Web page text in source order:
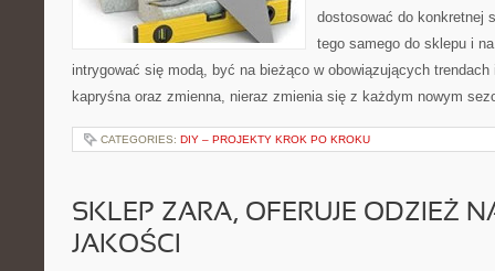
dostosować do konkretnej
tego samego do sklepu i
intrygować się modą, być na bieżąco w obowiązujących
kapryśna oraz zmienna, nieraz zmienia się z każdym nowym
CATEGORIES: DIY – PROJEKTY KROK PO KROKU
SKLEP ZARA, OFERUJE ODZIEŻ
JAKOŚCI